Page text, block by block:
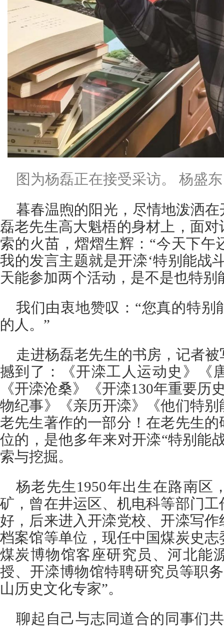
图为杨磊正在接受采访。 杨盛
暮春温煦的阳光，尽情地泼洒
磊老先生高大魁梧的身材上，面
索的火苗，熠熠生辉：“今天下午
我的发言主题就是开滦‘特别能战
天能参加两个活动，是不是也特
我们由衷地赞叹：“您真的特别
的人。”
走进杨磊老先生的书房，记者
撼到了：《开滦工人运动史》《
《开滦沧桑》《开滦130年重要历
物纪事》《亲历开滦》《他们特
老先生著作的一部分！在老先生
位的，是他多年来对开滦“特别能
索与挖掘。
杨老先生1950年出生在路南区
矿，曾在井运区、机电科等部门
好，后来进入开滦党校、开滦写
档案馆等单位，现任中国煤炭史
煤炭博物馆客座研究员、河北能
授、开滦博物馆特聘研究员等职
山历史文化专家”。
聊起自己与志同道合的同事们